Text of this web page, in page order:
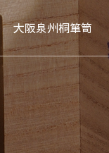
大阪泉州桐箪笥